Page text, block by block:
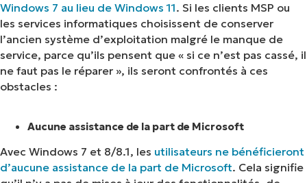
Windows 7 au lieu de Windows 11. Si les clients MSP ou
les services informatiques choisissent de conserver
l’ancien système d’exploitation malgré le manque de
service, parce qu’ils pensent que « si ce n’est pas cassé, il
ne faut pas le réparer », ils seront confrontés à ces
obstacles :
Aucune assistance de la part de Microsoft
Avec Windows 7 et 8/8.1, les utilisateurs ne bénéficieront
d’aucune assistance de la part de Microsoft. Cela signifie